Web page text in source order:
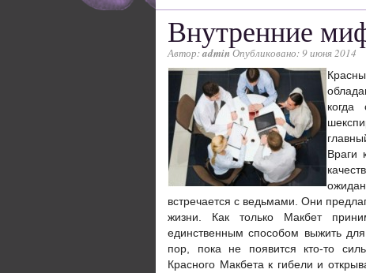
Внутренние
Автор:adminОпубликовано: 9 июня 2014
Враги
встречается с ведьмами. Они
жизни. Как только Макбет
единственным способом выжить
пор, пока не появится кто-то
Красного Макбета к гибели и